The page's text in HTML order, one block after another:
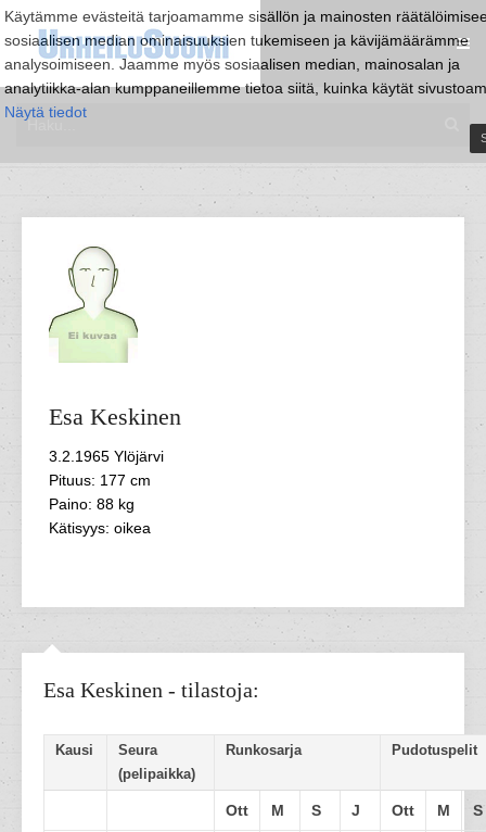
Käytämme evästeitä tarjoamamme sisällön ja mainosten
sosiaalisen median ominaisuuksien tukemiseen ja kävijämäärämme
analysoimiseen. Jaamme myös sosiaalisen median, mainosalan ja
analytiikka-alan kumppaneillemme tietoa siitä, kuinka käytät
Näytä tiedot
Esa Keskinen
3.2.1965 Ylöjärvi
Pituus: 177 cm
Paino: 88 kg
Kätisyys: oikea
Esa Keskinen - tilastoja:
Kausi
Seura
(pelipaikka)
Runkosarja Pudotuspelit
Ott M S J Ott M S